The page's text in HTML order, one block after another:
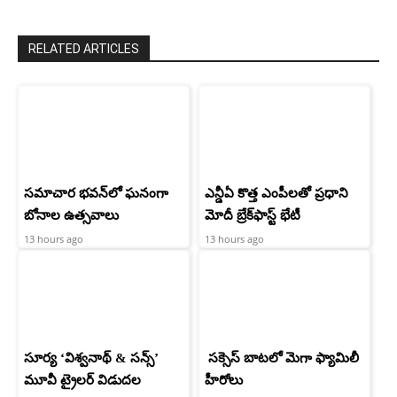
RELATED ARTICLES
సమాచార భవన్‌లో ఘనంగా
బోనాల ఉత్సవాలు
13 hours ago
ఎన్డీఏ కొత్త ఎంపీలతో ప్రధాని
మోదీ బ్రేక్‌ఫాస్ట్ భేటీ
13 hours ago
సూర్య ‘విశ్వనాథ్ & సన్స్’
మూవీ ట్రైలర్ విడుదల
సక్సెస్ బాటలో మెగా ఫ్యామిలీ
హీరోలు